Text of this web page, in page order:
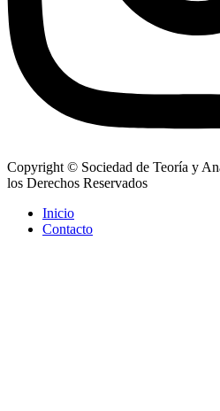
Copyright © Sociedad de Teoría y
los Derechos Reservados
Inicio
Contacto